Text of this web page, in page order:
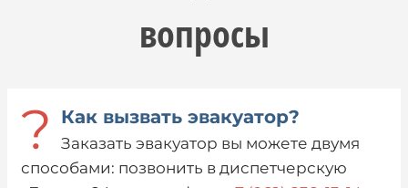
вопросы
? Как вызвать эвакуатор?
Заказать эвакуатор вы можете двумя
способами: позвонить в диспетчерскую